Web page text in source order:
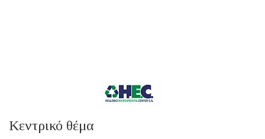
Κεντρικό θέμα